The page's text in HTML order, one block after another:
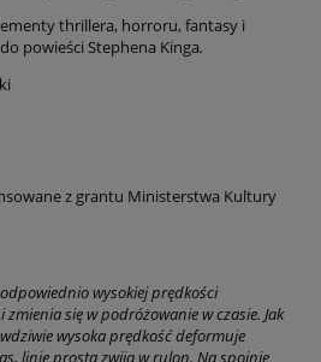
thrillera, horroru, fantasy i
powieści Stephena Kinga.
z grantu Ministerstwa Kultury
wysokiej prędkości
się w podróżowanie w czasie. Jak
wysoka prędkość deformuje
linię prostą zwija w rulon. Na spoinie